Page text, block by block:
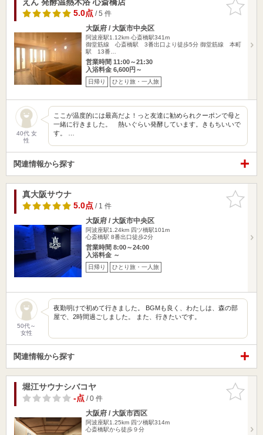
りに追加
5.0点/ 5 件
大阪府 / 大阪市中央区
阿波座駅1.12km 心斎橋駅341m
御堂筋線 心斎橋駅 3番出口より徒歩5分 御堂筋線 本町
駅 13番…
営業時間 11:00～21:30
入浴料金 6,600円～
日帰り ひとり旅・一人旅
40代 女
性
ここが温度的には最高だよ！っと友達に勧められクーポンで母と
一緒に行きました。 熱いぐらい発酵しています。きもちいいで
す。 …
関連情報から探す
お気に入
りに追加
真大阪サウナ
5.0点/ 1 件
大阪府 / 大阪市中央区
阿波座駅1.24km 四ツ橋駅101m
心斎橋駅 8番出口徒歩2分
営業時間 8:00～24:00
入浴料金 ～
日帰り ひとり旅・一人旅
50代～
女性
夜勤明けで初めて行きました。 BGMも良く、わたしは、森の部
屋で、2時間過ごしました。 また、行きたいです。
関連情報から探す
お気に入
りに追加
堀江サウナシバコヤ
-点/ 0 件
大阪府 / 大阪市西区
阿波座駅1.25km 四ツ橋駅314m
心斎橋駅から徒歩９分